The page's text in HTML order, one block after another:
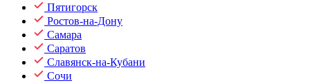
Пятигорск
Ростов-на-Дону
Самара
Саратов
Славянск-на-Кубани
Сочи